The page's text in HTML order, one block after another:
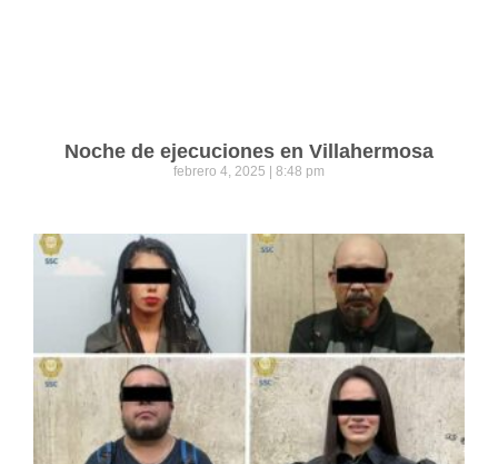
Noche de ejecuciones en Villahermosa
febrero 4, 2025 8:48 pm